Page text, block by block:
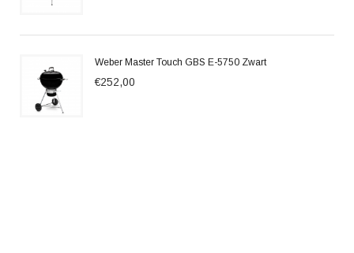
Weber Master Touch GBS E-5750 Zwart
€252,00